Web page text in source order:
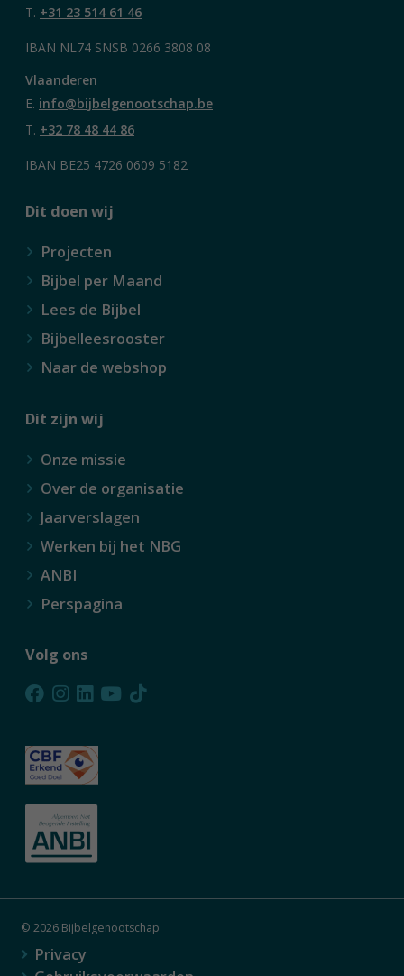
T. +31 23 514 61 46
IBAN NL74 SNSB 0266 3808 08
Vlaanderen
E. info@bijbelgenootschap.be
T. +32 78 48 44 86
IBAN BE25 4726 0609 5182
Dit doen wij
Projecten
Bijbel per Maand
Lees de Bijbel
Bijbelleesrooster
Naar de webshop
Dit zijn wij
Onze missie
Over de organisatie
Jaarverslagen
Werken bij het NBG
ANBI
Perspagina
Volg ons
© 2026 Bijbelgenootschap
Privacy